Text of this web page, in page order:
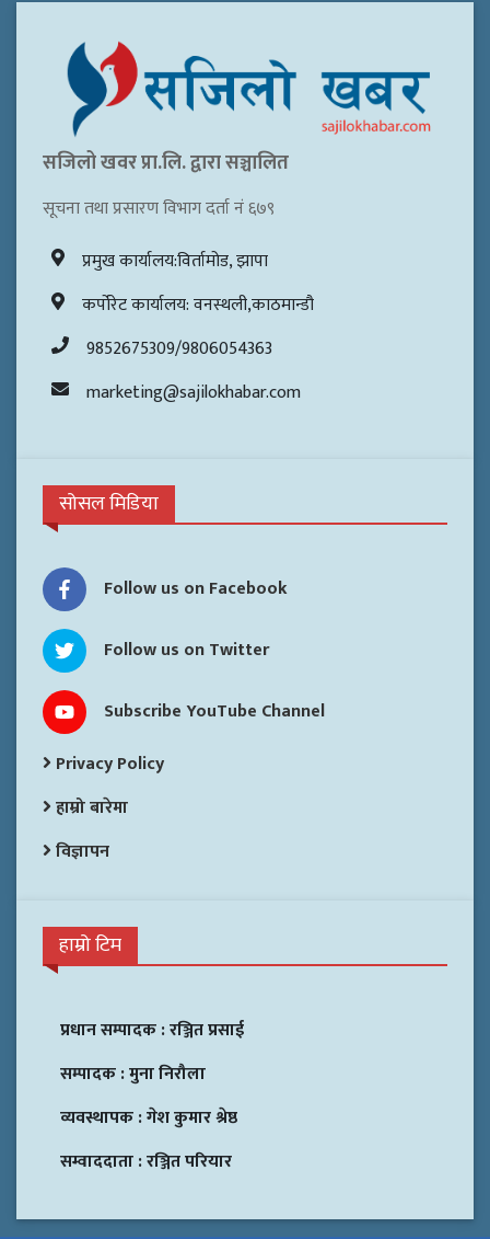
सजिलो खवर प्रा.लि. द्वारा सञ्चालित
सूचना तथा प्रसारण विभाग दर्ता नं ६७९
प्रमुख कार्यालय:विर्तामोड, झापा
कर्पोरेट कार्यालय: वनस्थली,काठमान्डौ
9852675309/9806054363
marketing@sajilokhabar.com
सोसल मिडिया
Follow us on Facebook
Follow us on Twitter
Subscribe YouTube Channel
Privacy Policy
हाम्रो बारेमा
विज्ञापन
हाम्रो टिम
प्रधान सम्पादक :रञ्जित प्रसाई
सम्पादक :मुना निरौला
व्यवस्थापक :गेश कुमार श्रेष्ठ
सम्वाददाता :रञ्जित परियार